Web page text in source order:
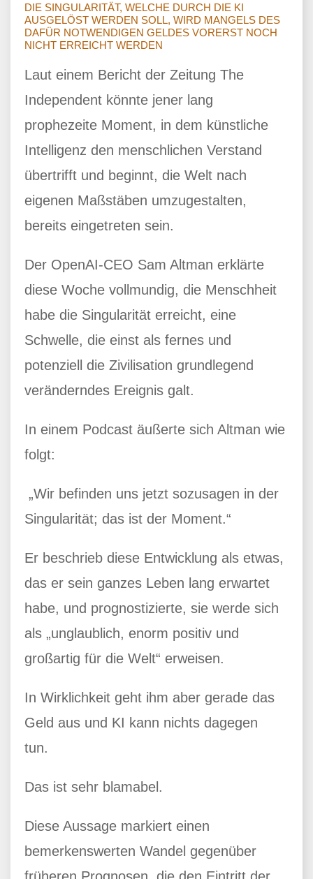
DIE SINGULARITÄT, WELCHE DURCH DIE KI
AUSGELÖST WERDEN SOLL, WIRD MANGELS DES
DAFÜR NOTWENDIGEN GELDES VORERST NOCH
NICHT ERREICHT WERDEN
Laut einem Bericht der Zeitung The
Independent könnte jener lang
prophezeite Moment, in dem künstliche
Intelligenz den menschlichen Verstand
übertrifft und beginnt, die Welt nach
eigenen Maßstäben umzugestalten,
bereits eingetreten sein.
Der OpenAI-CEO Sam Altman erklärte
diese Woche vollmundig, die Menschheit
habe die Singularität erreicht, eine
Schwelle, die einst als fernes und
potenziell die Zivilisation grundlegend
veränderndes Ereignis galt.
In einem Podcast äußerte sich Altman wie
folgt:
„Wir befinden uns jetzt sozusagen in der
Singularität; das ist der Moment.“
Er beschrieb diese Entwicklung als etwas,
das er sein ganzes Leben lang erwartet
habe, und prognostizierte, sie werde sich
als „unglaublich, enorm positiv und
großartig für die Welt“ erweisen.
In Wirklichkeit geht ihm aber gerade das
Geld aus und KI kann nichts dagegen
tun.
Das ist sehr blamabel.
Diese Aussage markiert einen
bemerkenswerten Wandel gegenüber